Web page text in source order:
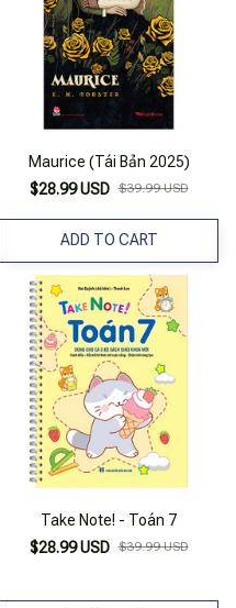
Maurice (Tái Bản 2025)
$28.99 USD $39.99 USD
ADD TO CART
Take Note! - Toán 7
$28.99 USD $39.99 USD